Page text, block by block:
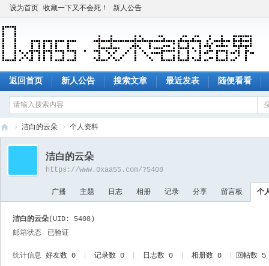
设为首页 收藏一下又不会死！ 新人公告
返回首页 新人公告 搜索文章 最近发表 随便看看
技
宅
› 洁白的云朵 › 个人资料
洁白的云朵
https://www.0xaa55.com/?5408
广播 主题 日志 相册 记录 分享 留言板 个
洁白的云朵(UID: 5408)
邮箱状态
已验证
统计信息 好友数 0 记录数 0 日志数 0 相册数 0 回帖数 5